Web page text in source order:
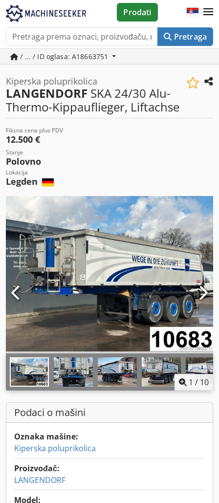
Pretraga
Prodati
/ ... / ID oglasa: A18663751
Kiperska poluprikolica
LANGENDORF SKA 24/30 Alu-
Thermo-Kippauflieger, Liftachse
Fiksna cena plus PDV
12.500 €
Stanje
Polovno
Lokacija
Legden
1 / 10
Podaci o mašini
Oznaka mašine:
Kiperska poluprikolica
Proizvođač:
LANGENDORF
Model: